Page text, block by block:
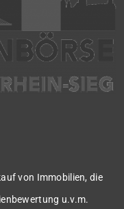
von Immobilien, die
u.v.m.